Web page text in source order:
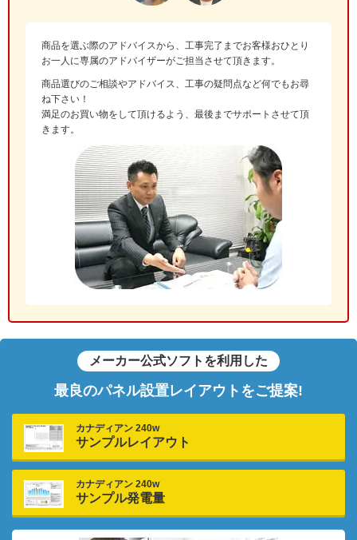
商品を選ぶ際のアドバイスから、工事完了までお客様おひとり
お一人に専属のアドバイザーがご担当させて頂きます。
商品選びのご相談やアドバイス、工事の疑問点など何でもお尋
ね下さい！
満足のお買い物をして頂けるよう、最後までサポートさせて頂
きます。
メーカー公式ソフトを利用した
最良のパネル設置レイアウトをご提案!
カナディアン 240w
サンプルレイアウト
カナディアン 240w
サンプル発電量